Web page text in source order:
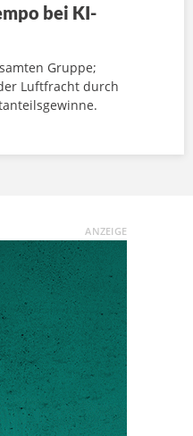
bei KI-
Gruppe;
Luftfracht durch
ANZEIGE